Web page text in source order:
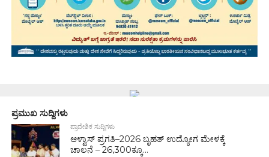
ಪ್ರಮುಖ ಸುದ್ದಿಗಳು
ಪ್ರಾದೇಶಿಕ ಸುದ್ದಿಗಳು
ಆಳ್ವಾಸ್ ಪ್ರಗತಿ–2026 ಬೃಹತ್ ಉದ್ಯೋಗ ಮೇಳಕ್ಕೆ
ಚಾಲನೆ – 26,300ಕ್ಕೂ...